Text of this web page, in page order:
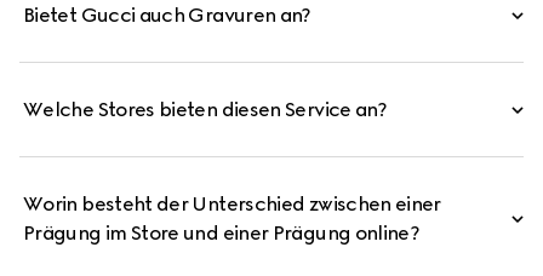
Bietet Gucci auch Gravuren an?
Welche Stores bieten diesen Service an?
Worin besteht der Unterschied zwischen einer
Prägung im Store und einer Prägung online?